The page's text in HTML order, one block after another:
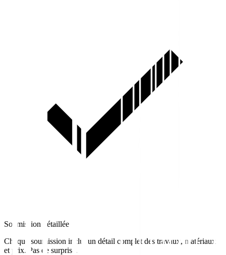
Soumission détaillée
Chaque soumission inclut un détail complet des travaux, matériaux
et prix. Pas de surprise.